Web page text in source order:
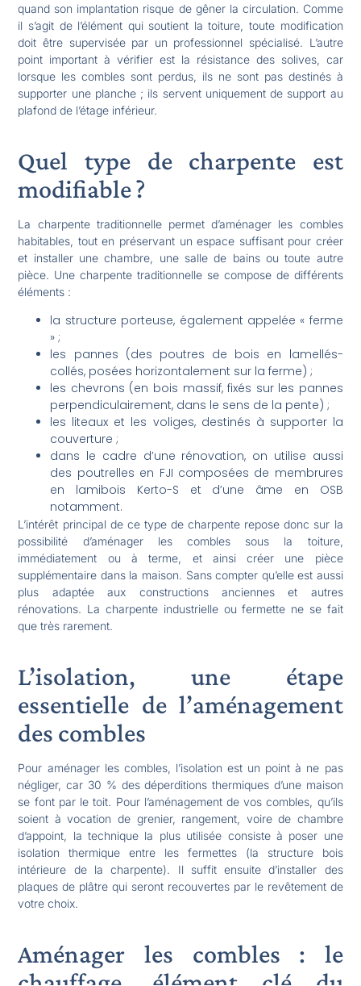
quand son implantation risque de gêner la circulation. Comme
il s’agit de l’élément qui soutient la toiture, toute modification
doit être supervisée par un professionnel spécialisé. L’autre
point important à vérifier est la résistance des solives, car
lorsque les combles sont perdus, ils ne sont pas destinés à
supporter une planche ; ils servent uniquement de support au
plafond de l’étage inférieur.
Quel type de charpente est
modifiable ?
La charpente traditionnelle permet d’aménager les combles
habitables, tout en préservant un espace suffisant pour créer
et installer une chambre, une salle de bains ou toute autre
pièce. Une charpente traditionnelle se compose de différents
éléments :
la structure porteuse, également appelée « ferme
» ;
les pannes (des poutres de bois en lamellés-
collés, posées horizontalement sur la ferme) ;
les chevrons (en bois massif, fixés sur les pannes
perpendiculairement, dans le sens de la pente) ;
les liteaux et les voliges, destinés à supporter la
couverture ;
dans le cadre d’une rénovation, on utilise aussi
des poutrelles en FJI composées de membrures
en lamibois Kerto-S et d’une âme en OSB
notamment.
L’intérêt principal de ce type de charpente repose donc sur la
possibilité d’aménager les combles sous la toiture,
immédiatement ou à terme, et ainsi créer une pièce
supplémentaire dans la maison. Sans compter qu’elle est aussi
plus adaptée aux constructions anciennes et autres
rénovations. La charpente industrielle ou fermette ne se fait
que très rarement.
L’isolation, une étape
essentielle de l’aménagement
des combles
Pour aménager les combles, l’isolation est un point à ne pas
négliger, car 30 % des déperditions thermiques d’une maison
se font par le toit. Pour l’aménagement de vos combles, qu’ils
soient à vocation de grenier, rangement, voire de chambre
d’appoint, la technique la plus utilisée consiste à poser une
isolation thermique entre les fermettes (la structure bois
intérieure de la charpente). Il suffit ensuite d’installer des
plaques de plâtre qui seront recouvertes par le revêtement de
votre choix.
Aménager les combles : le